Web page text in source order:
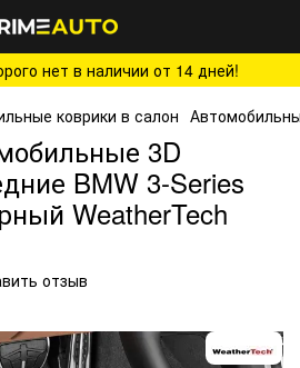
нет в наличии от 14 дней!
коврики в салон
3D
BMW 3-Series
WeatherTech
отзыв